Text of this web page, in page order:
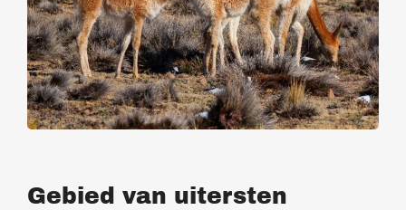
Gebied van uitersten